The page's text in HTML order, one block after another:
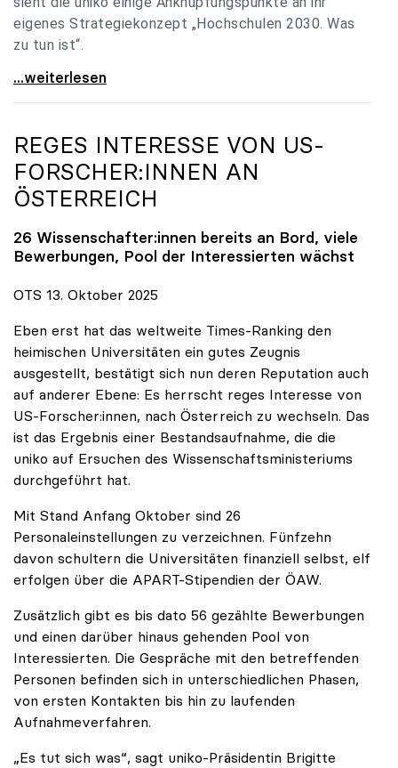
eigenes Strategiekonzept „Hochschulen 2030. Was
zu tun ist“.
Universitäten: Hochschulstrategie 2040 muss eine
...weiterlesen
REGES INTERESSE VON US-
FORSCHER:INNEN AN
ÖSTERREICH
26 Wissenschafter:innen bereits an Bord, viele
Bewerbungen, Pool der Interessierten wächst
OTS 13. Oktober 2025
Eben erst hat das weltweite Times-Ranking den
heimischen Universitäten ein gutes Zeugnis
ausgestellt, bestätigt sich nun deren Reputation auch
auf anderer Ebene: Es herrscht reges Interesse von
US-Forscher:innen, nach Österreich zu wechseln. Das
ist das Ergebnis einer Bestandsaufnahme, die die
uniko auf Ersuchen des Wissenschaftsministeriums
durchgeführt hat.
Mit Stand Anfang Oktober sind 26
Personaleinstellungen zu verzeichnen. Fünfzehn
davon schultern die Universitäten finanziell selbst, elf
erfolgen über die APART-Stipendien der ÖAW.
Zusätzlich gibt es bis dato 56 gezählte Bewerbungen
und einen darüber hinaus gehenden Pool von
Interessierten. Die Gespräche mit den betreffenden
Personen befinden sich in unterschiedlichen Phasen,
von ersten Kontakten bis hin zu laufenden
Aufnahmeverfahren.
„Es tut sich was“, sagt uniko-Präsidentin Brigitte